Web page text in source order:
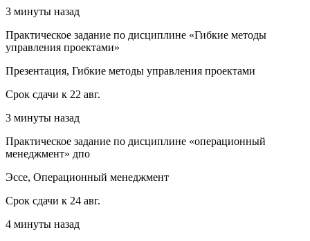
3 минуты назад
Практическое задание по дисциплине «Гибкие методы
управления проектами»
Презентация, Гибкие методы управления проектами
Срок сдачи к 22 авг.
3 минуты назад
Практическое задание по дисциплине «операционный
менеджмент» дпо
Эссе, Операционный менеджмент
Срок сдачи к 24 авг.
4 минуты назад